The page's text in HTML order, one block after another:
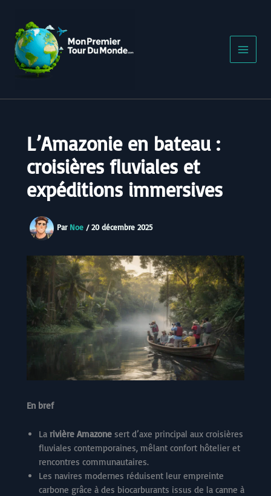
contenu
L’Amazonie en bateau :
croisières fluviales et
expéditions immersives
Par Noe /20 décembre 2025
En bref
La rivière Amazone sert d’axe principal aux croisières
fluviales contemporaines, mêlant confort hôtelier et
rencontres communautaires.
Les navires modernes réduisent leur empreinte
carbone grâce à des biocarburants issus de la canne à